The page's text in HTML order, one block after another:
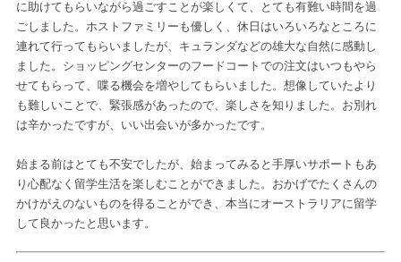
に助けてもらいながら過ごすことが楽しくて、とても有難い時間を過
ごしました。ホストファミリーも優しく、休日はいろいろなところに
連れて行ってもらいましたが、キュランダなどの雄大な自然に感動し
ました。ショッピングセンターのフードコートでの注文はいつもやら
せてもらって、喋る機会を増やしてもらいました。想像していたより
も難しいことで、緊張感があったので、楽しさを知りました。お別れ
は辛かったですが、いい出会いが多かったです。
始まる前はとても不安でしたが、始まってみると手厚いサポートもあ
り心配なく留学生活を楽しむことができました。おかげでたくさんの
かけがえのないものを得ることができ、本当にオーストラリアに留学
して良かったと思います。